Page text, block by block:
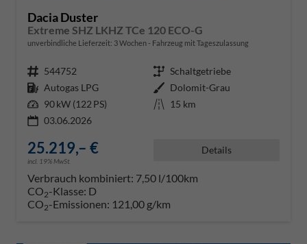
Dacia Duster
Extreme SHZ LKHZ TCe 120 ECO-G
unverbindliche Lieferzeit: 3 Wochen Fahrzeug mit Tageszulassung
Fahrzeugnr. 544752 Getriebe Schaltgetriebe
Kraftstoff Autogas LPG Außenfarbe Dolomit-Grau
Leistung 90 kW (122 PS) Kilometerstand 15 km
03.06.2026
25.219,– €
incl. 19% MwSt.
Details
Verbrauch kombiniert: 7,50 l/100km
CO2-Klasse: D
CO2-Emissionen: 121,00 g/km